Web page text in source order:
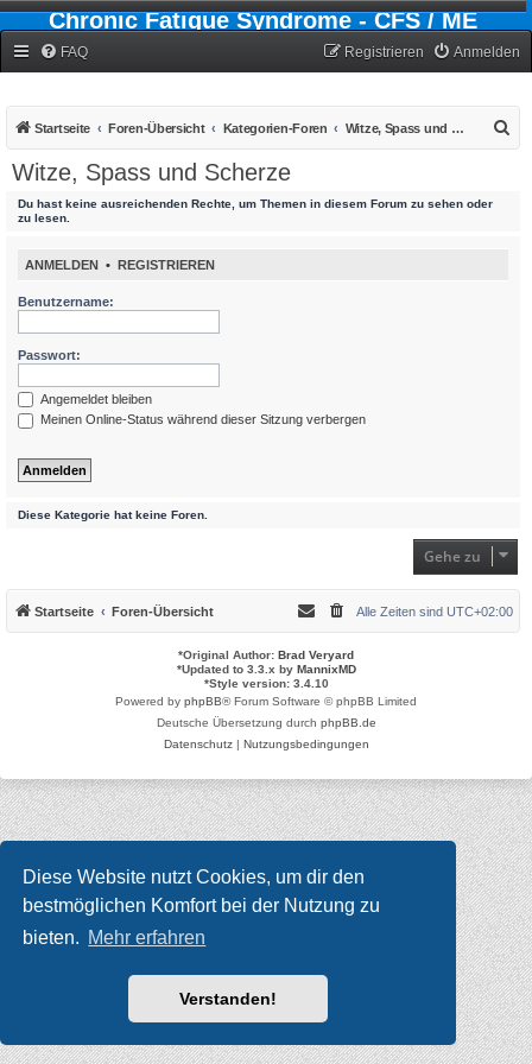
Diese Website nutzt Cookies, um dir den
bestmöglichen Komfort bei der Nutzung zu
bieten. Mehr erfahren
Verstanden!
Chronic Fatigue Syndrome - CFS / ME
FAQ Anmelden
Registrieren
Startseite Foren-Übersicht Kategorien-Foren Witze, Spass und Scherze
Witze, Spass und Scherze
Du hast keine ausreichenden Rechte, um Themen in diesem Forum zu sehen oder
zu lesen.
ANMELDEN • REGISTRIEREN
Benutzername:
Passwort:
Angemeldet bleiben
Meinen Online-Status während dieser Sitzung verbergen
Diese Kategorie hat keine Foren.
Gehe zu
Startseite Foren-Übersicht Alle Zeiten sind UTC+02:00
*Original Author: Brad Veryard
*Updated to 3.3.x by MannixMD
*Style version: 3.4.10
Powered by phpBB® Forum Software © phpBB Limited
Deutsche Übersetzung durch phpBB.de
Datenschutz| Nutzungsbedingungen